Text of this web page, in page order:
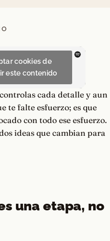
cookies de
este contenido
cada detalle y aun
te falte esfuerzo; es que
con todo ese esfuerzo.
ideas que cambian para
una etapa, no